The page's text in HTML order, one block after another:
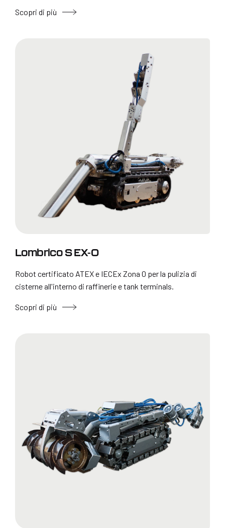
Scopri di più
Lombrico S EX-0
Robot certificato ATEX e IECEx Zona 0 per la pulizia di
cisterne all'interno di raffinerie e tank terminals.
Scopri di più